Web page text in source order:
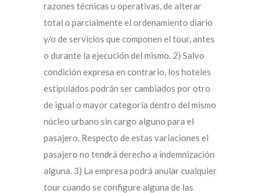
razones técnicas u operativas, de alterar
total o parcialmente el ordenamiento diario
y/o de servicios que componen el tour, antes
o durante la ejecución del mismo. 2) Salvo
condición expresa en contrario, los hoteles
estipulados podrán ser cambiados por otro
de igual o mayor categoría dentro del mismo
núcleo urbano sin cargo alguno para el
pasajero. Respecto de estas variaciones el
pasajero no tendrá derecho a indemnización
alguna. 3) La empresa podrá anular cualquier
tour cuando se configure alguna de las